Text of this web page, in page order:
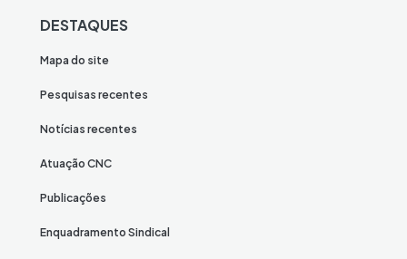
DESTAQUES
Mapa do site
Pesquisas recentes
Notícias recentes
Atuação CNC
Publicações
Enquadramento Sindical